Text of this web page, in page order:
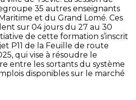
35 autres enseignants
et du Grand Lomé. Ces
sur 04 jours du 27 au 30
de cette formation s’inscrit
P11 de la Feuille de route
qui vise à résoudre le
entre les sortants du système
disponibles sur le marché